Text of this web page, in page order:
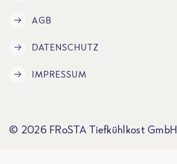
AGB
DATENSCHUTZ
IMPRESSUM
© 2026 FRoSTA Tiefkühlkost GmbH